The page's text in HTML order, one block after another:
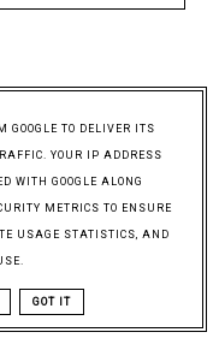
3 grudnia
dumna!
GOOGLE TO DELIVER ITS
YOUR IP ADDRESS
WITH GOOGLE ALONG
METRICS TO ENSURE
USAGE STATISTICS, AND
GOT IT